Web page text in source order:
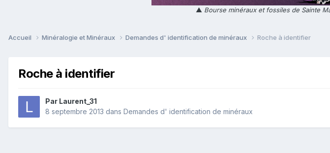
▲ Bourse minéraux et fossiles de Sainte
Accueil Minéralogie et Minéraux Demandes d' identification de minéraux Roche à identifier
Roche à identifier
Par Laurent_31
8 septembre 2013 dans Demandes d' identification de minéraux